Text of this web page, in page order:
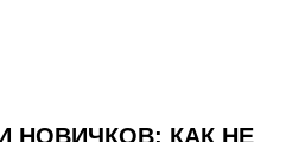
КАК НЕ